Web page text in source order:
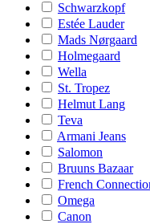
Schwarzkopf
Estée Lauder
Mads Nørgaard
Holmegaard
Wella
St. Tropez
Helmut Lang
Teva
Armani Jeans
Salomon
Bruuns Bazaar
French
Omega
Canon